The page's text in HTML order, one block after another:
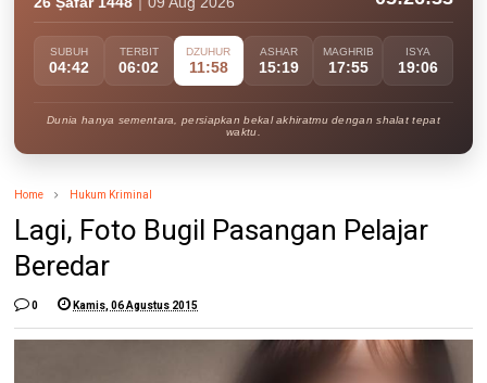
SUBUH
04:42
TERBIT
06:02
DZUHUR
11:58
ASHAR
15:19
MAGHRIB
17:55
ISYA
19:06
Dunia hanya sementara, persiapkan bekal akhiratmu dengan shalat tepat
waktu.
Home Hukum Kriminal
Lagi, Foto Bugil Pasangan Pelajar
Beredar
0 Kamis, 06 Agustus 2015